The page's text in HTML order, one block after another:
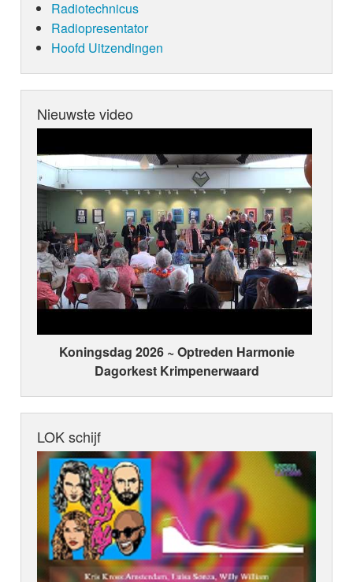
Radiotechnicus
Radiopresentator
Hoofd Uitzendingen
Nieuwste video
Koningsdag 2026 ~ Optreden Harmonie
Dagorkest Krimpenerwaard
LOK schijf